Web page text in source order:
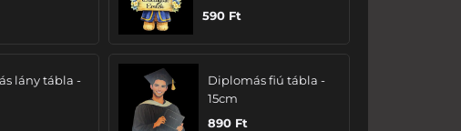
590 Ft
lány tábla -
Diplomás fiú tábla -
15cm
890 Ft